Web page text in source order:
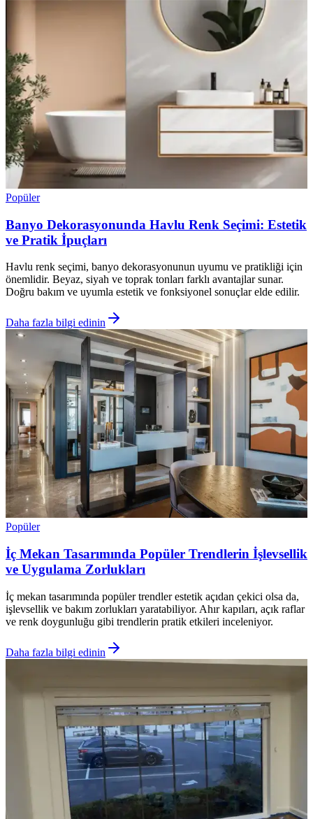
Popüler
Banyo Dekorasyonunda Havlu Renk Seçimi: Estetik
ve Pratik İpuçları
Havlu renk seçimi, banyo dekorasyonunun uyumu ve pratikliği için
önemlidir. Beyaz, siyah ve toprak tonları farklı avantajlar sunar.
Doğru bakım ve uyumla estetik ve fonksiyonel sonuçlar elde edilir.
Daha fazla bilgi edinin
Popüler
İç Mekan Tasarımında Popüler Trendlerin İşlevsellik
ve Uygulama Zorlukları
İç mekan tasarımında popüler trendler estetik açıdan çekici olsa da,
işlevsellik ve bakım zorlukları yaratabiliyor. Ahır kapıları, açık raflar
ve renk doygunluğu gibi trendlerin pratik etkileri inceleniyor.
Daha fazla bilgi edinin